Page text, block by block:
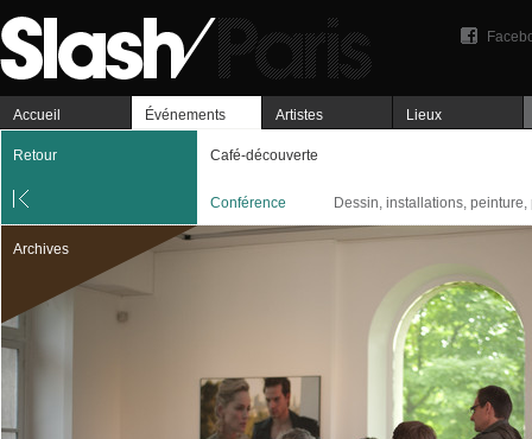
Accueil Événements Artistes Lieux
Retour Café-découverte
Conférence Dessin, installations,
Archives